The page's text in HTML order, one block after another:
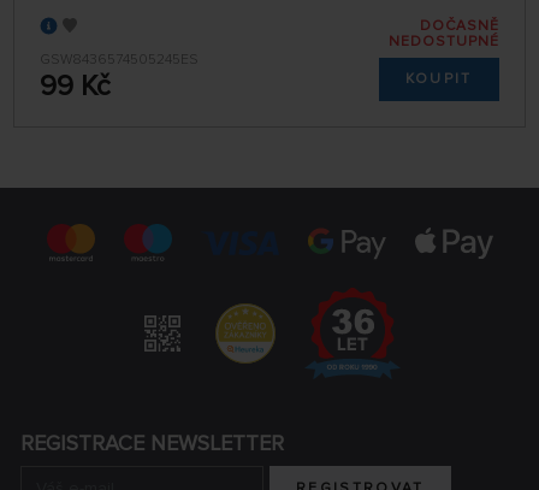
GSW8436574505245ES
99 Kč
DOČASNĚ
NEDOSTUPNÉ
KOUPIT
REGISTRACE NEWSLETTER